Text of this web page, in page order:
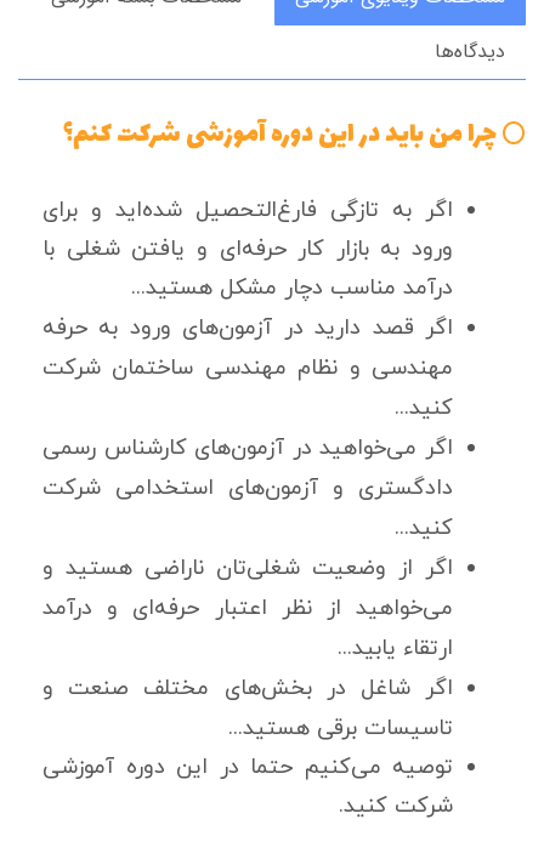
دیدگاه‌ها
⭕️چرا من باید در این دوره آموزشی شرکت کنم؟
اگر به تازگی فارغ‌التحصیل شده‌اید و برای
ورود به بازار کار حرفه‌ای و یافتن شغلی با
درآمد مناسب دچار مشکل هستید...
اگر قصد دارید در آزمون‌های ورود به حرفه
مهندسی و نظام مهندسی ساختمان شرکت
کنید...
اگر می‌خواهید در آزمون‌های کارشناس رسمی
دادگستری و آزمون‌های استخدامی شرکت
کنید...
اگر از وضعیت شغلی‌تان ناراضی هستید و
می‌خواهید از نظر اعتبار حرفه‌ای و درآمد
ارتقاء یابید...
اگر شاغل در بخش‌های مختلف صنعت و
تاسیسات برقی هستید...
توصیه می‌کنیم حتما در این دوره آموزشی
شرکت کنید.